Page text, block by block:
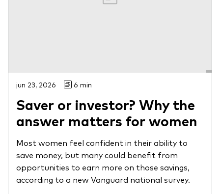
jun 23, 2026 6 min
Saver or investor? Why the
answer matters for women
Most women feel confident in their ability to
save money, but many could benefit from
opportunities to earn more on those savings,
according to a new Vanguard national survey.